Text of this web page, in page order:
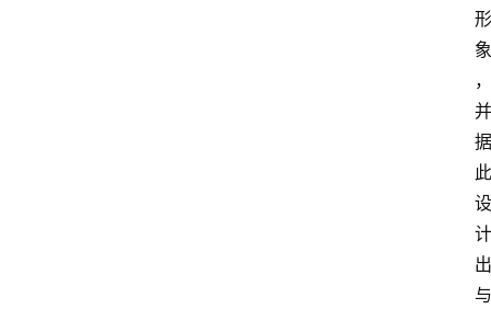
形
象
，
并
据
此
设
计
出
与